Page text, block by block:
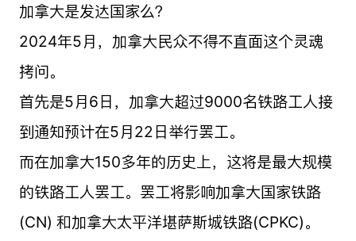
加拿大是发达国家么？
2024年5月，加拿大民众不得不直面这个灵魂
拷问。
首先是5月6日，加拿大超过9000名铁路工人接
到通知预计在5月22日举行罢工。
而在加拿大150多年的历史上，这将是最大规模
的铁路工人罢工。罢工将影响加拿大国家铁路
(CN) 和加拿大太平洋堪萨斯城铁路(CPKC)。